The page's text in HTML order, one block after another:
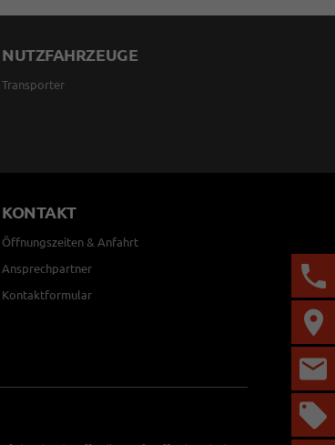
NUTZFAHRZEUGE
Transporter
KONTAKT
Öffnungszeiten & Anfahrt
Ansprechpartner
Kontaktformular